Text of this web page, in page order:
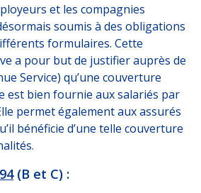
et les compagnies
soumis à des obligations
formulaires. Cette
a pour but de justifier auprès de
Service) qu’une couverture
est bien fournie aux salariés par
permet également aux assurés
bénéficie d’une telle couverture
(B et C) :